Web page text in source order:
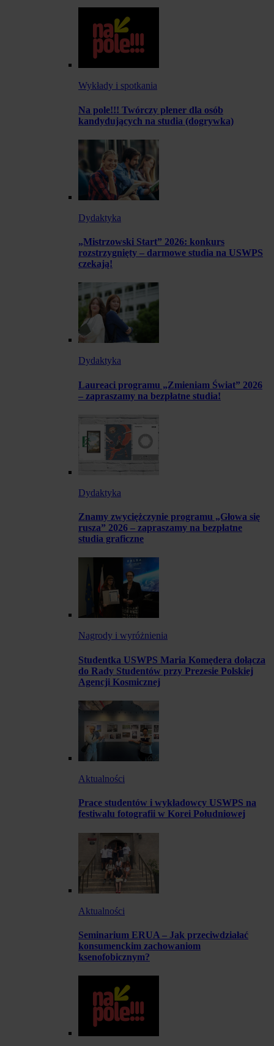
Wykłady i spotkania
Na pole!!! Twórczy plener dla osób
kandydujących na studia (dogrywka)
Dydaktyka
„Mistrzowski Start” 2026: konkurs
rozstrzygnięty – darmowe studia na USWPS
czekają!
Dydaktyka
Laureaci programu „Zmieniam Świat” 2026
– zapraszamy na bezpłatne studia!
Dydaktyka
Znamy zwyciężczynie programu „Głowa się
rusza” 2026 – zapraszamy na bezpłatne
studia graficzne
Nagrody i wyróżnienia
Studentka USWPS Maria Komędera dołącza
do Rady Studentów przy Prezesie Polskiej
Agencji Kosmicznej
Aktualności
Prace studentów i wykładowcy USWPS na
festiwalu fotografii w Korei Południowej
Aktualności
Seminarium ERUA – Jak przeciwdziałać
konsumenckim zachowaniom
ksenofobicznym?